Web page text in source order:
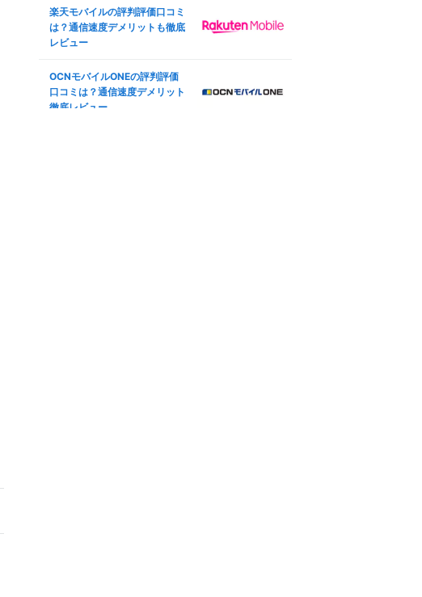
―
〜/税込)
792円
(3GB〜/税込)
未検証
プクラス
ンク傘下
サイト
プ変更も
mineo(マイネオ)マイページ徹
順も紹介
リー化＆格安SIM(MVNO)で使
う全手順
SoftBank版iPad Pro 11インチ
年秋モデルのSIMロック解除方
法は？SIMフリー化＆格安SIM
(MVNO)で使う全手順
楽天モバイルの評判評価口コミ
は？通信速度デメリットも徹底
レビュー
OCNモバイルONEの評判評価
口コミは？通信速度デメリット
徹底レビュー